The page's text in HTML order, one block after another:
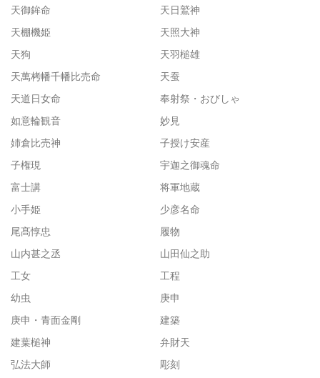
天御鉾命
天日鷲神
天棚機姫
天照大神
天狗
天羽槌雄
天萬栲幡千幡比売命
天蚕
天道日女命
奉射祭・おびしゃ
如意輪観音
妙見
姉倉比売神
子授け安産
子権現
宇迦之御魂命
富士講
将軍地蔵
小手姫
少彦名命
尾髙惇忠
履物
山内甚之丞
山田仙之助
工女
工程
幼虫
庚申
庚申・青面金剛
建築
建葉槌神
弁財天
弘法大師
彫刻